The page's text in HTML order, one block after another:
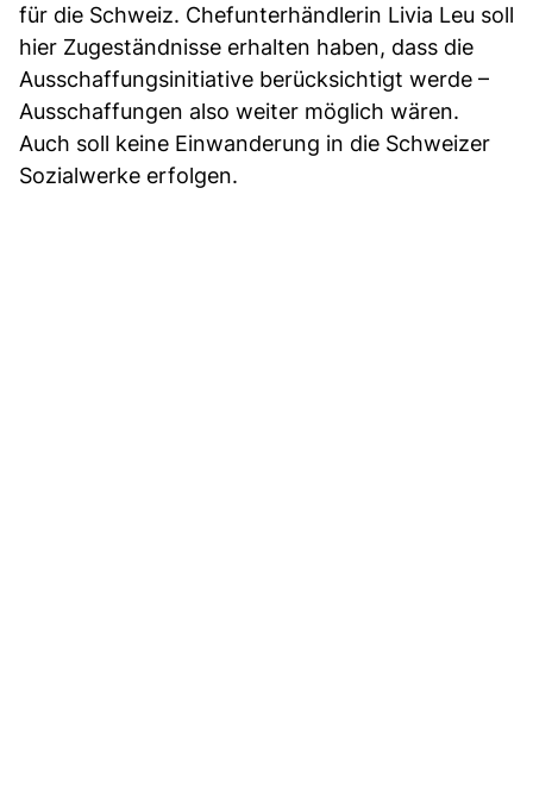
für die Schweiz. Chefunterhändlerin Livia Leu soll
hier Zugeständnisse erhalten haben, dass die
Ausschaffungsinitiative berücksichtigt werde –
Ausschaffungen also weiter möglich wären.
Auch soll keine Einwanderung in die Schweizer
Sozialwerke erfolgen.